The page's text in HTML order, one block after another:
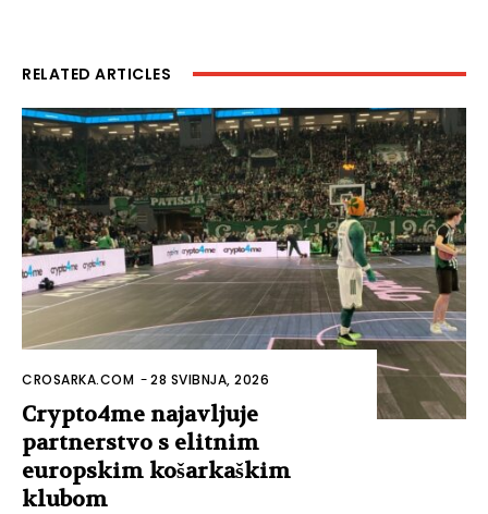
RELATED ARTICLES
CROSARKA.COM -28 SVIBNJA, 2026
Crypto4me najavljuje
partnerstvo s elitnim
europskim košarkaškim
klubom